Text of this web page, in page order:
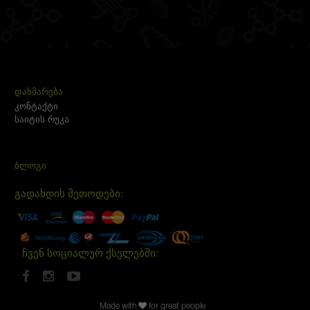
Made with for great people
ᲓᲐᲮᲛᲐᲠᲔᲑᲐ
კონტაქტი
საიტის რუკა
ᲑᲚᲝᲒᲘ
გადახდის მეთოდები:
ჩვენ სოციალურ ქსელებში: